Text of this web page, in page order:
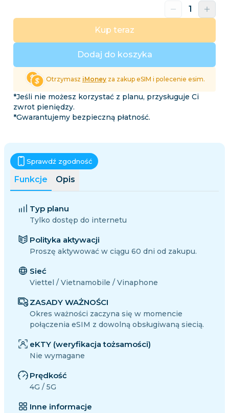
Dodaj do koszyka
Kup teraz
Otrzymasz iMoney za zakup eSIM i polecenie esim.
*Jeśli nie możesz korzystać z planu, przysługuje Ci
zwrot pieniędzy.
*Gwarantujemy bezpieczną płatność.
Funkcje Opis
Sprawdź zgodność
Typ planu
Tylko dostęp do internetu
Polityka aktywacji
Proszę aktywować w ciągu 60 dni od zakupu.
Sieć
Viettel / Vietnamobile / Vinaphone
ZASADY WAŻNOŚCI
Okres ważności zaczyna się w momencie
połączenia eSIM z dowolną obsługiwaną siecią.
eKTY (weryfikacja tożsamości)
Nie wymagane
Prędkość
4G / 5G
Inne informacje